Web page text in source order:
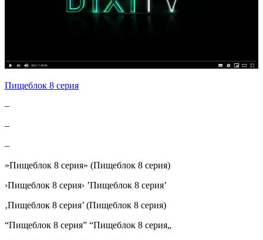
Пищеблок 8 серия
–
–
–
»Пищеблок 8 серия» (Пищеблок 8 серия)
›Пищеблок 8 серия› ’Пищеблок 8 серия’
‚Пищеблок 8 серия’ (Пищеблок 8 серия)
“Пищеблок 8 серия” “Пищеблок 8 серия„